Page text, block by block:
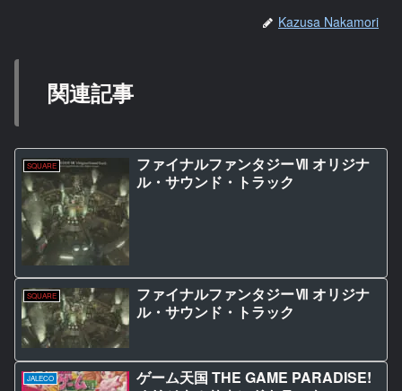
Kazusa Nakamori
関連記事
SQUARE
ファイナルファンタジーⅦ オリジナ
ル・サウンド・トラック
SQUARE
ファイナルファンタジーⅦ オリジナ
ル・サウンド・トラック
JALECO
ゲーム天国 THE GAME PARADISE!